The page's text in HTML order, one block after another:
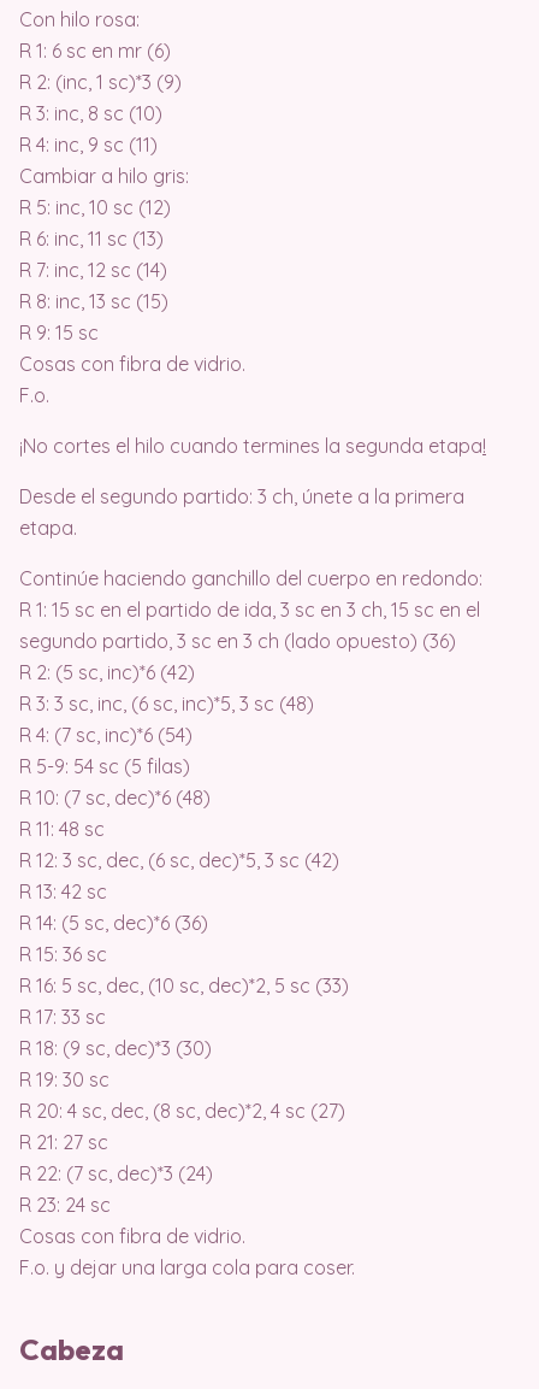
Con hilo rosa:
R 1: 6 sc en mr (6)
R 2: (inc, 1 sc)*3 (9)
R 3: inc, 8 sc (10)
R 4: inc, 9 sc (11)
Cambiar a hilo gris:
R 5: inc, 10 sc (12)
R 6: inc, 11 sc (13)
R 7: inc, 12 sc (14)
R 8: inc, 13 sc (15)
R 9: 15 sc
Cosas con fibra de vidrio.
F.o.
¡No cortes el hilo cuando termines la segunda etapa!
Desde el segundo partido: 3 ch, únete a la primera
etapa.
Continúe haciendo ganchillo del cuerpo en redondo:
R 1: 15 sc en el partido de ida, 3 sc en 3 ch, 15 sc en el
segundo partido, 3 sc en 3 ch (lado opuesto) (36)
R 2: (5 sc, inc)*6 (42)
R 3: 3 sc, inc, (6 sc, inc)*5, 3 sc (48)
R 4: (7 sc, inc)*6 (54)
R 5-9: 54 sc (5 filas)
R 10: (7 sc, dec)*6 (48)
R 11: 48 sc
R 12: 3 sc, dec, (6 sc, dec)*5, 3 sc (42)
R 13: 42 sc
R 14: (5 sc, dec)*6 (36)
R 15: 36 sc
R 16: 5 sc, dec, (10 sc, dec)*2, 5 sc (33)
R 17: 33 sc
R 18: (9 sc, dec)*3 (30)
R 19: 30 sc
R 20: 4 sc, dec, (8 sc, dec)*2, 4 sc (27)
R 21: 27 sc
R 22: (7 sc, dec)*3 (24)
R 23: 24 sc
Cosas con fibra de vidrio.
F.o. y dejar una larga cola para coser.
Cabeza